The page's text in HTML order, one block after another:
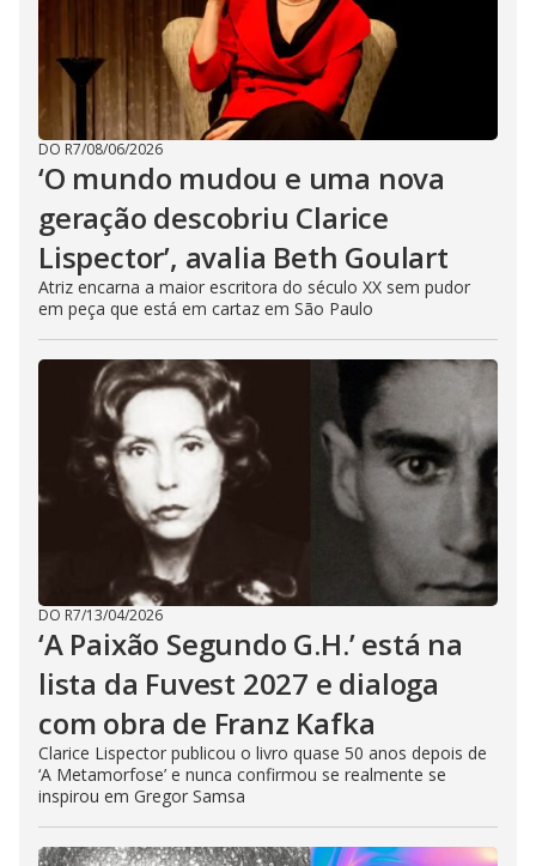
DO R7/08/06/2026
‘O mundo mudou e uma nova
geração descobriu Clarice
Lispector’, avalia Beth Goulart
Atriz encarna a maior escritora do século XX sem pudor
em peça que está em cartaz em São Paulo
DO R7/13/04/2026
‘A Paixão Segundo G.H.’ está na
lista da Fuvest 2027 e dialoga
com obra de Franz Kafka
Clarice Lispector publicou o livro quase 50 anos depois de
‘A Metamorfose’ e nunca confirmou se realmente se
inspirou em Gregor Samsa